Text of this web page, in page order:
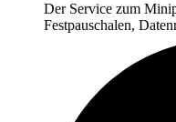
Der Service zum
Festpauschalen,